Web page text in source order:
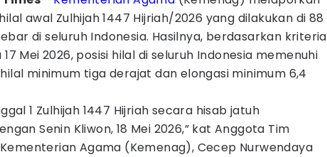
awal Zulhijah 1447 Hijriah/2026 yang dilakukan di 88
di seluruh Indonesia. Hasilnya, berdasarkan kriteria
17 Mei 2026, posisi hilal di seluruh Indonesia memenuhi
minimum tiga derajat dan elongasi minimum 6,4
1 Zulhijah 1447 Hijriah secara hisab jatuh
Senin Kliwon, 18 Mei 2026,” kat Anggota Tim
Agama (Kemenag), Cecep Nurwendaya